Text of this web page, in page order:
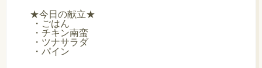
★今日の献立★
・ごはん
・チキン南蛮
・ツナサラダ
・パイン